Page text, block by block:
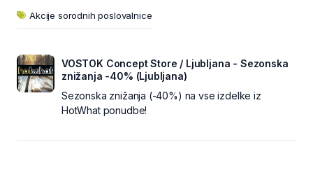
Akcije sorodnih poslovalnice
VOSTOK Concept Store / Ljubljana - Sezonska
znižanja -40% (Ljubljana)
Sezonska znižanja (-40%) na vse izdelke iz
HotWhat ponudbe!